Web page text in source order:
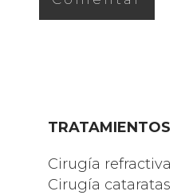
TRATAMIENTOS
Cirugía refractiva
Cirugía cataratas